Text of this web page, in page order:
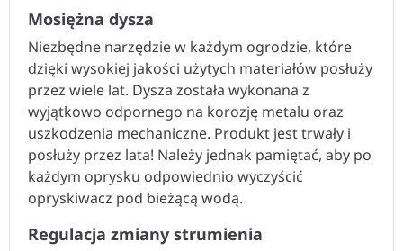
Mosiężna dysza
Niezbędne narzędzie w każdym ogrodzie, które
dzięki wysokiej jakości użytych materiałów posłuży
przez wiele lat. Dysza została wykonana z
wyjątkowo odpornego na korozję metalu oraz
uszkodzenia mechaniczne. Produkt jest trwały i
posłuży przez lata! Należy jednak pamiętać, aby po
każdym oprysku odpowiednio wyczyścić
opryskiwacz pod bieżącą wodą.
Regulacja zmiany strumienia